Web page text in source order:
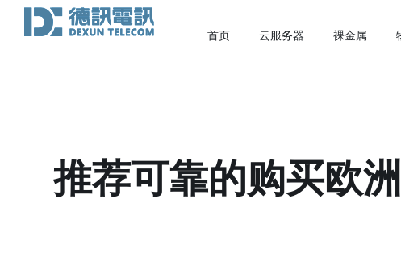
首页 云服务器 裸金属
推荐可靠的购买欧